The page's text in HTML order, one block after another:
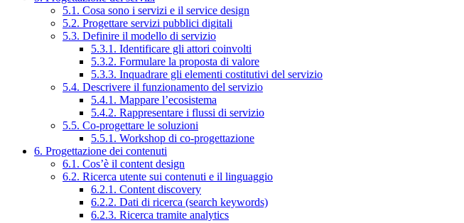
5.1. Cosa sono i servizi e il service design
5.2. Progettare servizi pubblici digitali
5.3. Definire il modello di servizio
5.3.1. Identificare gli attori coinvolti
5.3.2. Formulare la proposta di valore
5.3.3. Inquadrare gli elementi costitutivi del servizio
5.4. Descrivere il funzionamento del servizio
5.4.1. Mappare l’ecosistema
5.4.2. Rappresentare i flussi di servizio
5.5. Co-progettare le soluzioni
5.5.1. Workshop di co-progettazione
6. Progettazione dei contenuti
6.1. Cos’è il content design
6.2. Ricerca utente sui contenuti e il linguaggio
6.2.1. Content discovery
6.2.2. Dati di ricerca (search keywords)
6.2.3. Ricerca tramite analytics